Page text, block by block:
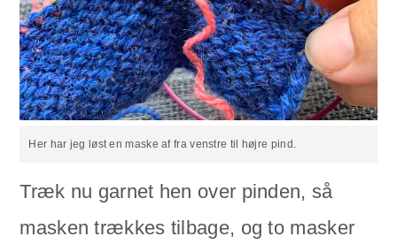
Her har jeg løst en maske af fra venstre til højre pind.
Træk nu garnet hen over pinden, så
masken trækkes tilbage, og to masker